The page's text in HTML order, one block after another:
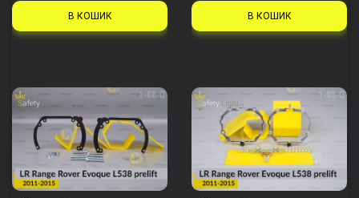
В КОШИК В КОШИК